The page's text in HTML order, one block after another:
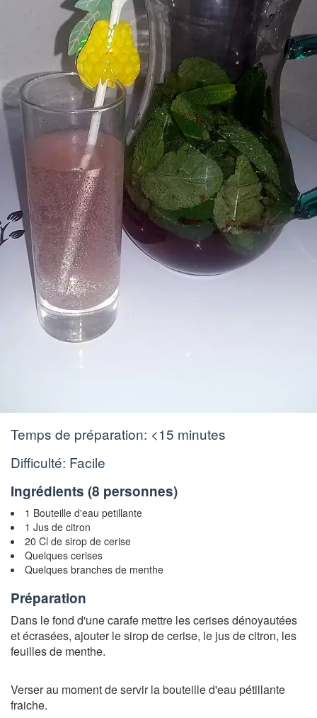
Temps de préparation: <15 minutes
Difficulté: Facile
Ingrédients (8 personnes)
1 Bouteille d'eau petillante
1 Jus de citron
20 Cl de sirop de cerise
Quelques cerises
Quelques branches de menthe
Préparation
Dans le fond d'une carafe mettre les cerises dénoyautées
et écrasées, ajouter le sirop de cerise, le jus de citron, les
feuilles de menthe.
Verser au moment de servir la bouteille d'eau pétillante
fraiche.